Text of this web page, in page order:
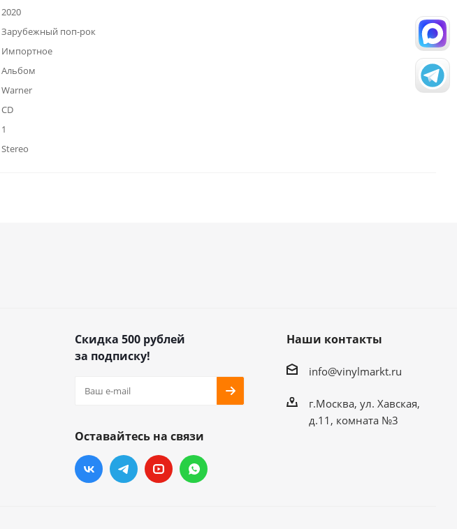
2020
Зарубежный поп-рок
Импортное
Альбом
Warner
CD
1
Stereo
Скидка 500 рублей
за подписку!
Оставайтесь на связи
Наши контакты
info@vinylmarkt.ru
г.Москва, ул. Хавская,
д.11, комната №3